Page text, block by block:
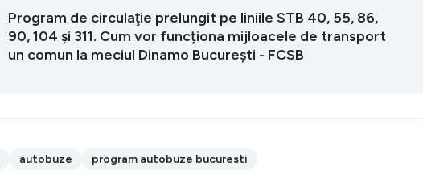
Program de circulaţie prelungit pe liniile STB 40, 55, 86,
90, 104 şi 311. Cum vor funcționa mijloacele de transport
un comun la meciul Dinamo București - FCSB
autobuze program autobuze bucuresti